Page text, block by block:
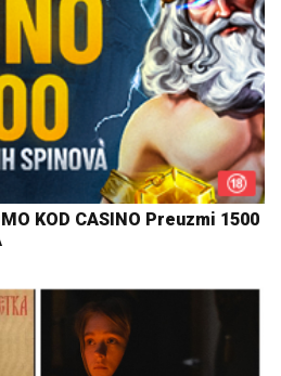
KOD CASINO Preuzmi 1500